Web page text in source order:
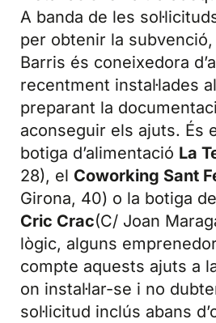
A banda de les
per obtenir la subvenció,
Barris és coneixedora
recentment instal·lades
preparant la
aconseguir els ajuts. És
botiga d’alimentació La
28), el Coworking Sant
Girona, 40) o la botiga
Cric Crac(C/ Joan
lògic, alguns
compte aquests ajuts a
on instal·lar-se i no
sol·licitud inclús abans